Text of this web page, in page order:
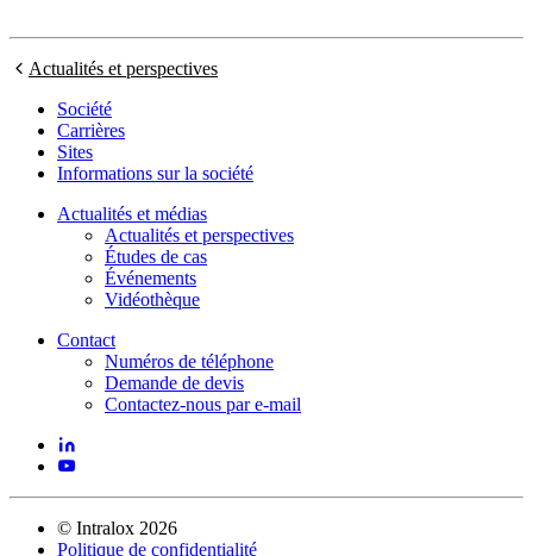
Actualités et perspectives
Société
Carrières
Sites
Informations sur la société
Actualités et médias
Actualités et perspectives
Études de cas
Événements
Vidéothèque
Contact
Numéros de téléphone
Demande de devis
Contactez-nous par e-mail
© Intralox 2026
Politique de confidentialité